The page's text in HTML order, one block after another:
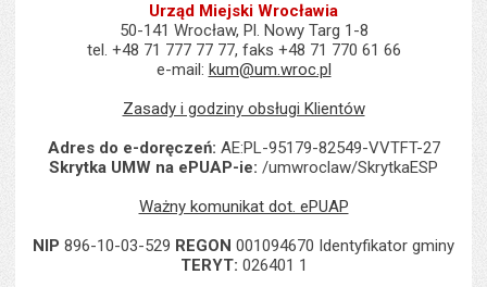
Urząd Miejski Wrocławia
50-141 Wrocław, Pl. Nowy Targ 1-8
tel. +48 71 777 77 77, faks +48 71 770 61 66
e-mail: kum@um.wroc.pl
Zasady i godziny obsługi Klientów
Adres do e-doręczeń: AE:PL-95179-82549-VVTFT-27
Skrytka UMW na ePUAP-ie: /umwroclaw/SkrytkaESP
Ważny komunikat dot. ePUAP
NIP 896-10-03-529 REGON 001094670 Identyfikator gminy
TERYT: 026401 1